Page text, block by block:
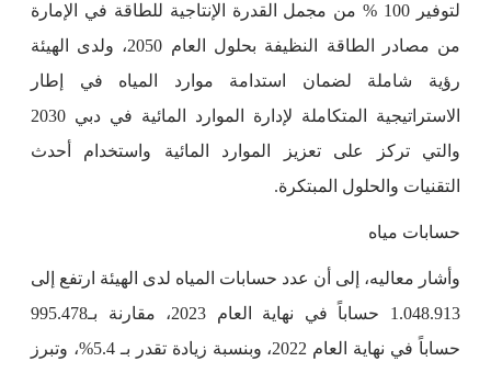
لتوفير 100 % من مجمل القدرة الإنتاجية للطاقة في الإمارة
من مصادر الطاقة النظيفة بحلول العام 2050، ولدى الهيئة
رؤية شاملة لضمان استدامة موارد المياه في إطار
الاستراتيجية المتكاملة لإدارة الموارد المائية في دبي 2030
والتي تركز على تعزيز الموارد المائية واستخدام أحدث
التقنيات والحلول المبتكرة.
حسابات مياه
وأشار معاليه، إلى أن عدد حسابات المياه لدى الهيئة ارتفع إلى
1.048.913 حساباً في نهاية العام 2023، مقارنة بـ995.478
حساباً في نهاية العام 2022، وبنسبة زيادة تقدر بـ 5.4%، وتبرز